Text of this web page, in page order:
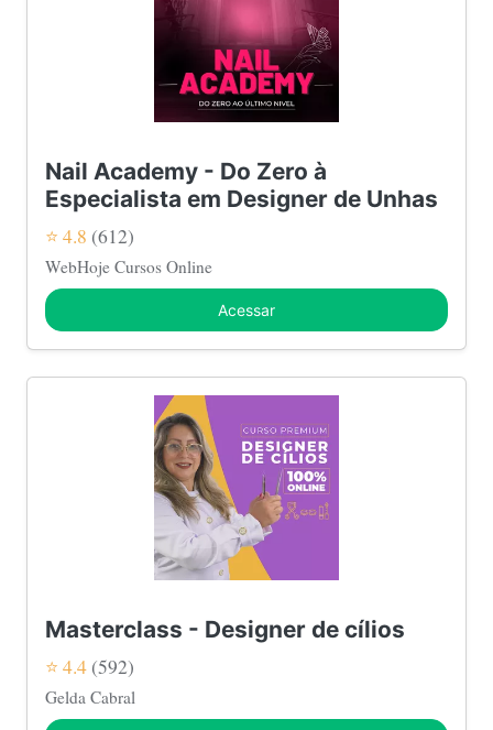
Nail Academy - Do Zero à
Especialista em Designer de Unhas
⭐ 4.8 (612)
WebHoje Cursos Online
Acessar
Masterclass - Designer de cílios
⭐ 4.4 (592)
Gelda Cabral